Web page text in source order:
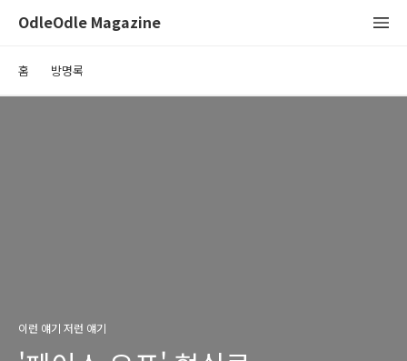
OdleOdle Magazine
홈 방명록
이런 얘기 저런 얘기